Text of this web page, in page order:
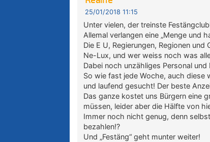
25/01/2018 11:15
Unter vielen, der treinste
Allemal verlangen eine „Menge und
Die E U, Regierungen, Regionen
Ne-Lux, und wer weiss noch was
Dabei noch unzähliges Personal und
So wie fast jede Woche, auch diese
und laufend gesucht! Der beste
Das ganze kostet uns Bürgern eine
müssen, leider aber die Hälfte von
Immer noch nicht genug, denn
bezahlen!?
Und „Festäng“ geht munter weiter!